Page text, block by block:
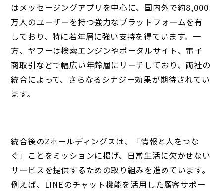
はメッセージングアプリを中心に、国内外で約8,000
万人のユーザーを持つ強力なプラットフォームを有
しており、特に若年層に強い支持を得ています。一
方、ヤフーは検索エンジンやポータルサイト、電子
商取引などで幅広い年齢層にリーチしており、両社の
統合によって、さらなるシナジー効果が期待されてい
ます。
統合後のZホールディングスは、「情報と人をつな
ぐ」ことをミッションに掲げ、日常生活に欠かせない
サービスを提供するための取り組みを進めています。
例えば、LINEのチャット機能を活用した顧客サポー